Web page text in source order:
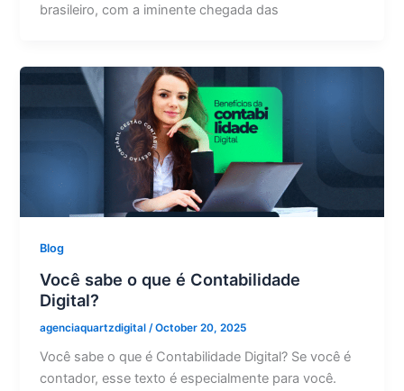
brasileiro, com a iminente chegada das
Blog
Você sabe o que é Contabilidade
Digital?
agenciaquartzdigital /October 20, 2025
Você sabe o que é Contabilidade Digital? Se você é
contador, esse texto é especialmente para você.